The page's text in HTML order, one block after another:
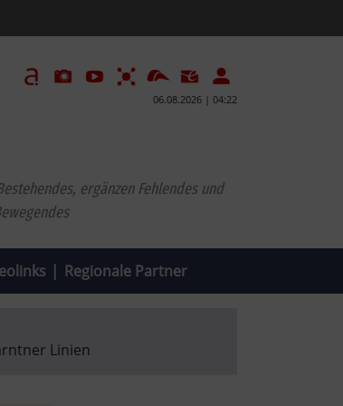
06.08.2026 | 04:22
ergänzen Fehlendes und
| Regionale Partner
Linien